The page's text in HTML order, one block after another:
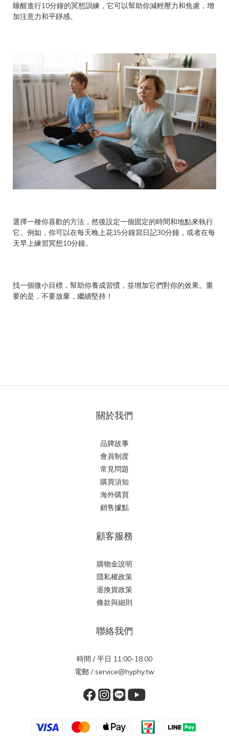
睡醒進行10分鐘的冥想訓練，它可以幫助你減輕壓力和焦慮，增
加注意力和平靜感。
選擇一種你喜歡的方法，然後設定一個固定的時間和地點來執行
它。例如，你可以在每天晚上花15分鐘寫日記30分鐘，或者在每
天早上練習冥想10分鐘。
找一個微小目標，幫助你養成習慣，並增加它們對你的效果。重
要的是，不要放棄，繼續堅持！
關於我們
品牌故事
會員制度
常見問題
購買須知
海外購買
銷售據點
顧客服務
購物金說明
隱私權政策
退換貨政策
條款與細則
聯絡我們
時間 / 平日 11:00-18:00
電郵 / service@hyphy.tw